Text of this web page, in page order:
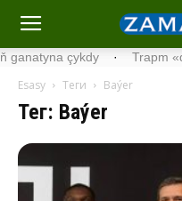
«doguş syýahatçylygyny»
Esasy Теги Baýer
Тег: Baýer